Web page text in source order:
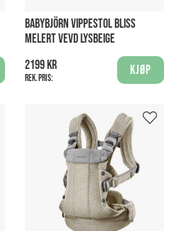
BABYBJÖRN VIPPESTOL BLISS
MELERT VEVD LYSBEIGE
2199 kr
Rek. pris:
Kjøp